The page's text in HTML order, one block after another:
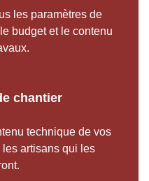
les paramètres de
budget et le contenu
chantier
technique de vos
artisans qui les